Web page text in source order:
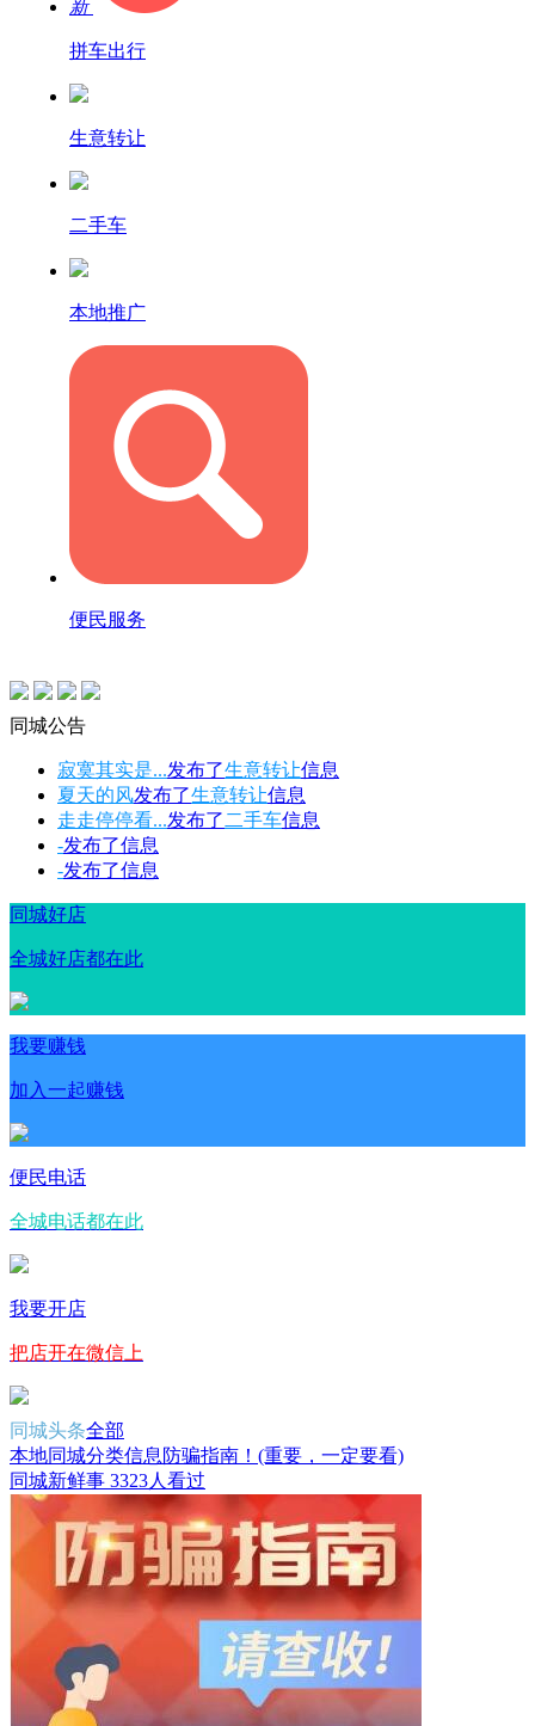
新
拼车出行
生意转让
二手车
本地推广
便民服务
同城公告
寂寞其实是...发布了生意转让信息
夏天的风发布了生意转让信息
走走停停看...发布了 二手车信息
-发布了信息
-发布了信息
同城好店
全城好店都在此
我要赚钱
加入一起赚钱
便民电话
全城电话都在此
我要开店
把店开在微信上
同城头条全部
本地同城分类信息防骗指南！(重要，一定要看)
同城新鲜事 3323人看过